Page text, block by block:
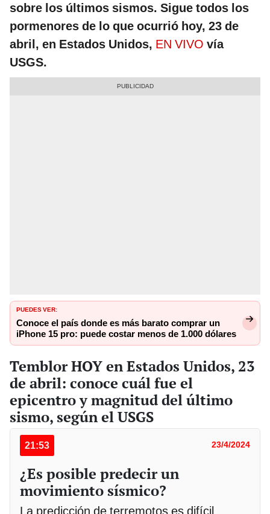
sobre los últimos sismos. Sigue todos los
pormenores de lo que ocurrió hoy, 23 de
abril, en Estados Unidos, EN VIVO vía
USGS.
PUEDES VER:
Conoce el país donde es más barato comprar un
iPhone 15 pro: puede costar menos de 1.000 dólares
Temblor HOY en Estados Unidos, 23
de abril: conoce cuál fue el
epicentro y magnitud del último
sismo, según el USGS
21:53 23/4/2024
¿Es posible predecir un
movimiento sísmico?
La predicción de terremotos es difícil